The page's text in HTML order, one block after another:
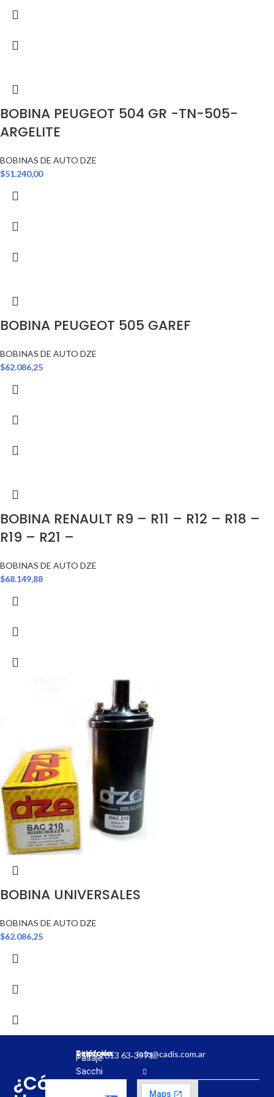
BOBINA PEUGEOT 504 GR -TN-505-
ARGELITE
BOBINAS DE AUTO DZE
$51.240,00
BOBINA PEUGEOT 505 GAREF
BOBINAS DE AUTO DZE
$62.086,25
BOBINA RENAULT R9 – R11 – R12 – R18 –
R19 – R21 –
BOBINAS DE AUTO DZE
$68.149,88
BOBINA UNIVERSALES
BOBINAS DE AUTO DZE
$62.086,25
¿Cómo
Dirección:
Pasaje
Sacchi
Teléfono:
‪+54 9 2613 63‑3971‬info@cadis.com.ar